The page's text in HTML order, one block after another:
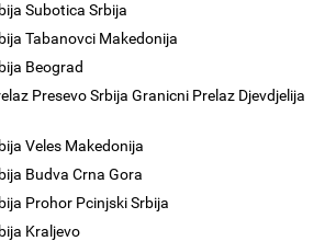
Subotica Srbija
Tabanovci Makedonija
Beograd
Presevo Srbija Granicni Prelaz Djevdjelija
Veles Makedonija
Budva Crna Gora
Prohor Pcinjski Srbija
Kraljevo